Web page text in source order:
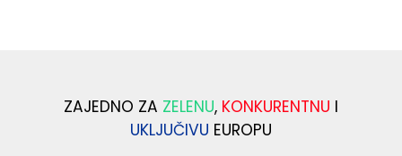
ZAJEDNO ZA ZELENU, KONKURENTNU I
UKLJUČIVU EUROPU